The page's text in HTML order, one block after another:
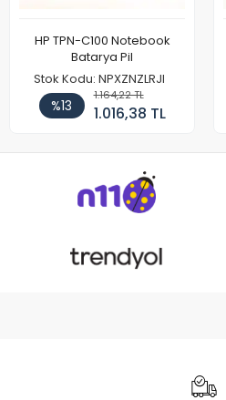
HP TPN-C100 Notebook
Batarya Pil
Stok Kodu: NPXZNZLRJI
%13
1.164,22 TL
1.016,38 TL